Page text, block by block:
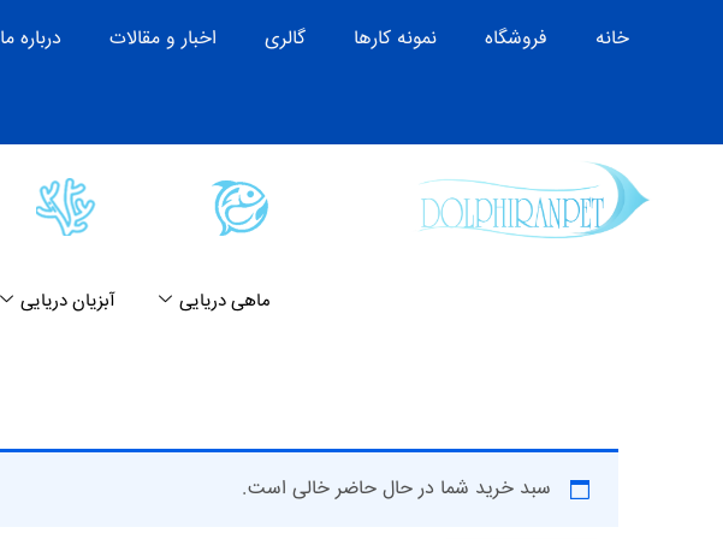
خانه فروشگاه نمونه کارها گالری اخبار و مقالات درباره ما
ماهی دریایی آبزیان دریایی
سبد خرید شما در حال حاضر خالی است.